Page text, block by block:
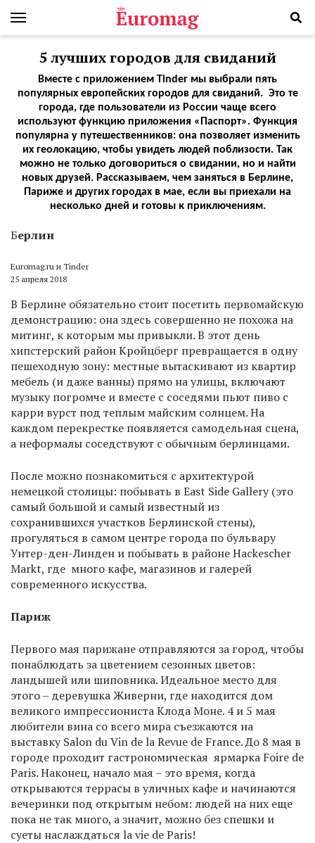
5 лучших городов для свиданий
Вместе с приложением Tinder мы выбрали пять
популярных европейских городов для свиданий. Это те
города, где пользователи из России чаще всего
используют функцию приложения «Паспорт». Функция
популярна у путешественников: она позволяет изменить
их геолокацию, чтобы увидеть людей поблизости. Так
можно не только договориться о свидании, но и найти
новых друзей. Рассказываем, чем заняться в Берлине,
Париже и других городах в мае, если вы приехали на
несколько дней и готовы к приключениям.
Берлин
Euromag.ru и Tinder
25 апреля 2018
В Берлине обязательно стоит посетить первомайскую
демонстрацию: она здесь совершенно не похожа на
митинг, к которым мы привыкли. В этот день
хипстерский район Кройцберг превращается в одну
пешеходную зону: местные вытаскивают из квартир
мебель (и даже ванны) прямо на улицы, включают
музыку погромче и вместе с соседями пьют пиво с
карри вурст под теплым майским солнцем. На
каждом перекрестке появляется самодельная сцена,
а неформалы соседствуют с обычным берлинцами.
После можно познакомиться с архитектурой
немецкой столицы: побывать в East Side Gallery (это
самый большой и самый известный из
сохранившихся участков Берлинской стены),
прогуляться в самом центре города по бульвару
Унтер-ден-Линден и побывать в районе Hackescher
Markt, где много кафе, магазинов и галерей
современного искусства.
Париж
Первого мая парижане отправляются за город, чтобы
понаблюдать за цветением сезонных цветов:
ландышей или шиповника. Идеальное место для
этого – деревушка Живерни, где находится дом
великого импрессиониста Клода Моне. 4 и 5 мая
любители вина со всего мира съезжаются на
выставку Salon du Vin de la Revue de France. До 8 мая в
городе проходит гастрономическая ярмарка Foire de
Paris. Наконец, начало мая – это время, когда
открываются террасы в уличных кафе и начинаются
вечеринки под открытым небом: людей на них еще
пока не так много, а значит, можно без спешки и
суеты наслаждаться la vie de Paris!